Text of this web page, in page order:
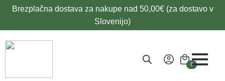
Brezplačna dostava za nakupe nad 50,00€ (za dostavo v
Slovenijo)
0